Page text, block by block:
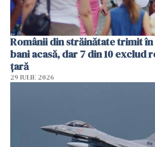
Românii din străinătate trimit
bani acasă, dar 7 din 10 exclud
țară
29 IULIE 2026